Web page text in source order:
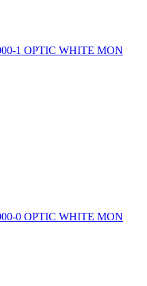
1 OPTIC WHITE MON
0 OPTIC WHITE MON